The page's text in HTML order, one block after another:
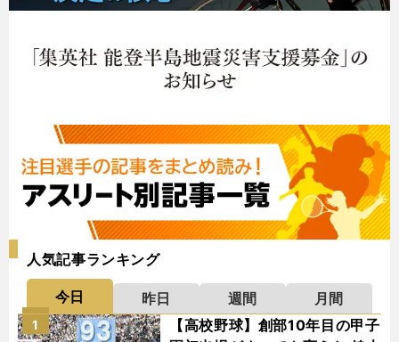
人気記事ランキング
今日 昨日 週間
月間
【高校野球】創部10年目の甲子
1